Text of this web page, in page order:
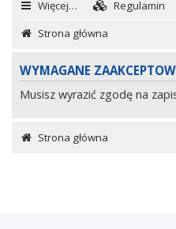
Więcej… Regulamin
Strona główna
WYMAGANE
Musisz wyrazić zgodę na
Strona główna